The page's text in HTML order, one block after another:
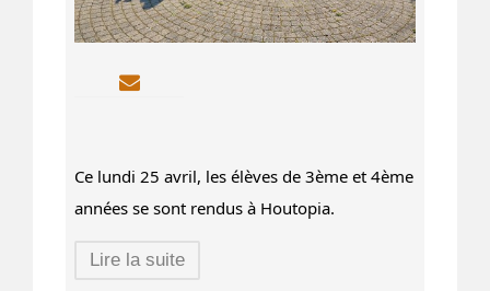
Ce lundi 25 avril, les élèves de 3ème et 4ème
années se sont rendus à Houtopia.
Lire la suite